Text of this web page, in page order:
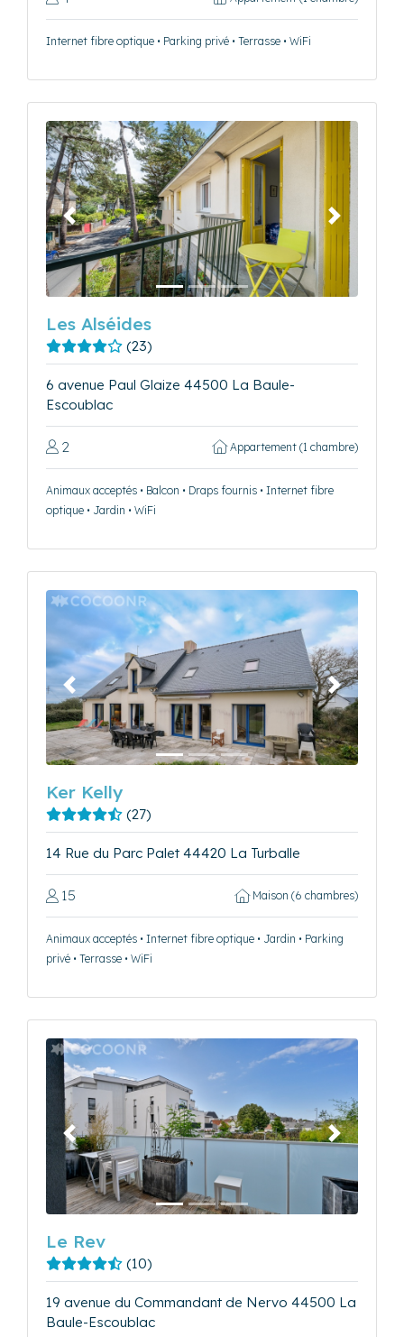
Internet fibre optique • Parking privé • Terrasse • WiFi
Précédent Suivant
Les Alséides
(23)
6 avenue Paul Glaize 44500 La Baule-
Escoublac
2 Appartement (1 chambre)
Animaux acceptés • Balcon • Draps fournis • Internet fibre
optique • Jardin • WiFi
Précédent Suivant
Ker Kelly
(27)
14 Rue du Parc Palet 44420 La Turballe
15 Maison (6 chambres)
Animaux acceptés • Internet fibre optique • Jardin • Parking
privé • Terrasse • WiFi
Précédent Suivant
Le Rev
(10)
19 avenue du Commandant de Nervo 44500 La
Baule-Escoublac